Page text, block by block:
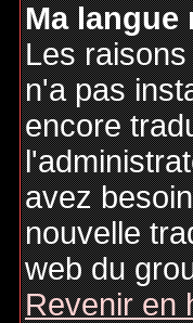
Ma langue
Les
n'a pas
encore
avez
nouvelle
web du
Revenir en